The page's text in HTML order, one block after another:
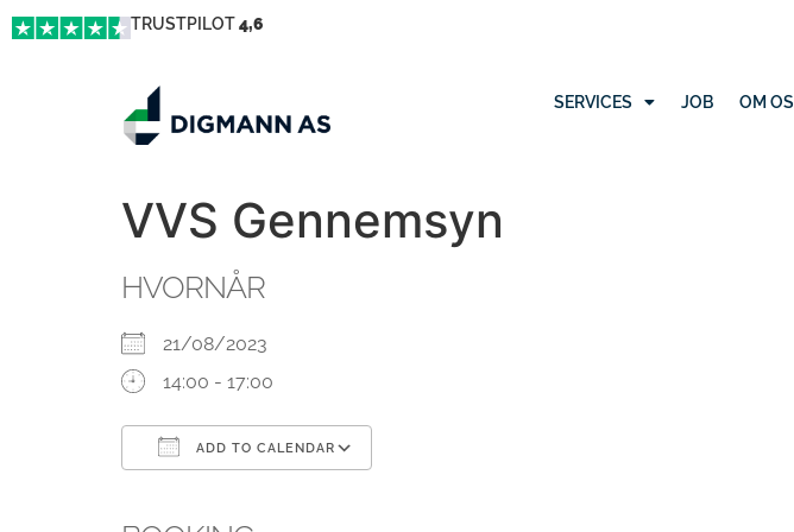
TRUSTPILOT4,6
SERVICES JOB OM OS
VVS Gennemsyn
HVORNÅR
21/08/2023
14:00 - 17:00
ADD TO CALENDAR